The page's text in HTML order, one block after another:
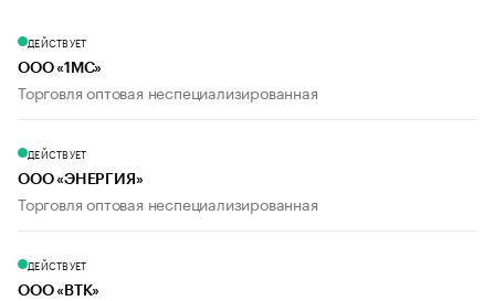
ДЕЙСТВУЕТ
ООО «1МС»
Торговля оптовая неспециализированная
ДЕЙСТВУЕТ
ООО «ЭНЕРГИЯ»
Торговля оптовая неспециализированная
ДЕЙСТВУЕТ
ООО «ВТК»